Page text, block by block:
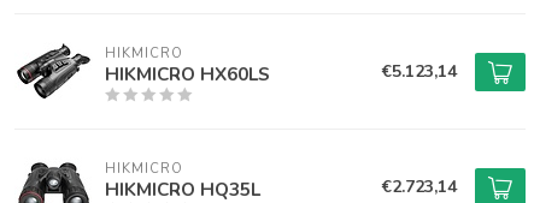
HIKMICRO
HIKMICRO HX60LS €5.123,14
HIKMICRO
HIKMICRO HQ35L €2.723,14